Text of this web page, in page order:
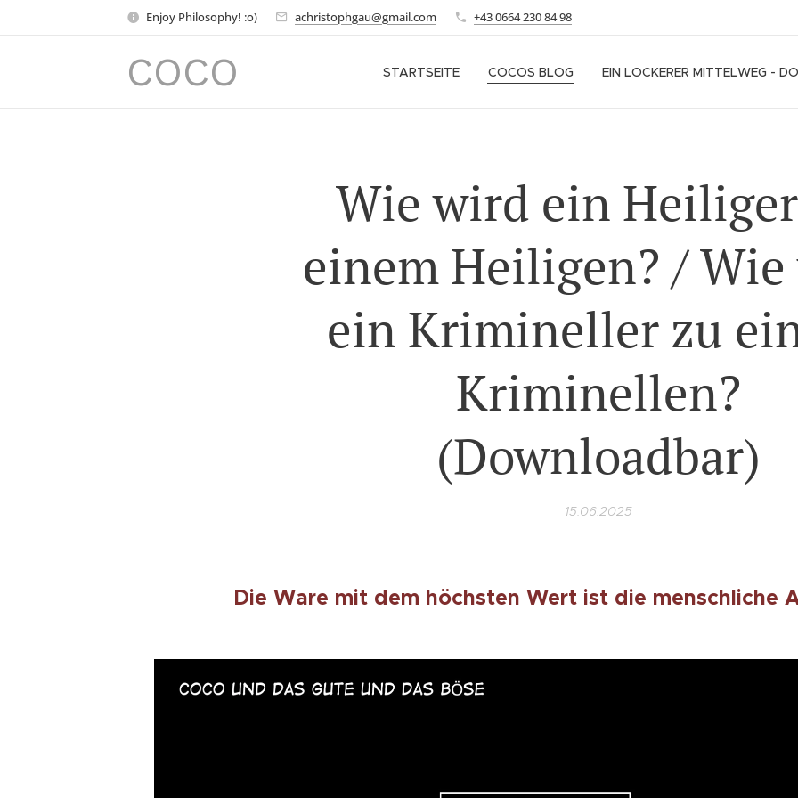
Enjoy Philosophy! :o) achristophgau@gmail.com +43 0664 230 84 98
COCO STARTSEITE COCOS BLOG EIN LOCKERER MITTELWEG -
Wie wird ein
einem Heiligen? /
ein Krimineller zu
Kriminellen?
(Downloadbar)
15.06.2025
Die Ware mit dem höchsten Wert ist die menschliche